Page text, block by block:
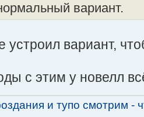
вариант.
вариант,
с этим у новелл
и тупо смотрим -